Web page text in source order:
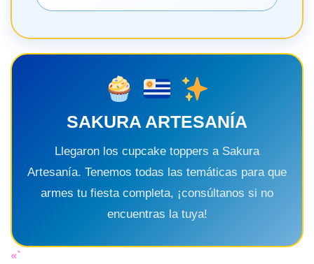
SAKURA ARTESANÍA
Llegaron los cupcake toppers a Sakura
Artesanía. Tenemos todas las temáticas para que
armes tu fiesta completa, ¡consúltanos si no
encuentras la tuya!
«`